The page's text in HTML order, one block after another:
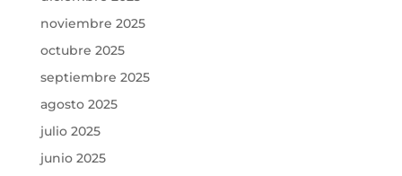
noviembre 2025
octubre 2025
septiembre 2025
agosto 2025
julio 2025
junio 2025